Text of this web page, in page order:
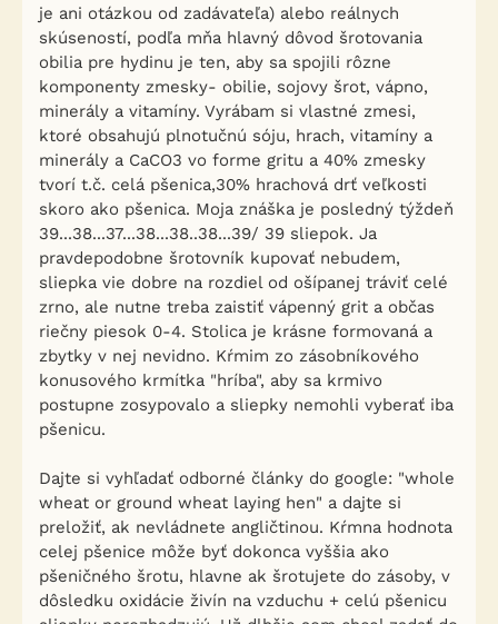
je ani otázkou od zadávateľa) alebo reálnych
skúseností, podľa mňa hlavný dôvod šrotovania
obilia pre hydinu je ten, aby sa spojili rôzne
komponenty zmesky- obilie, sojovy šrot, vápno,
minerály a vitamíny. Vyrábam si vlastné zmesi,
ktoré obsahujú plnotučnú sóju, hrach, vitamíny a
minerály a CaCO3 vo forme gritu a 40% zmesky
tvorí t.č. celá pšenica,30% hrachová drť veľkosti
skoro ako pšenica. Moja znáška je posledný týždeň
39...38...37...38...38..38...39/ 39 sliepok. Ja
pravdepodobne šrotovník kupovať nebudem,
sliepka vie dobre na rozdiel od ošípanej tráviť celé
zrno, ale nutne treba zaistiť vápenný grit a občas
riečny piesok 0-4. Stolica je krásne formovaná a
zbytky v nej nevidno. Kŕmim zo zásobníkového
konusového krmítka "hríba", aby sa krmivo
postupne zosypovalo a sliepky nemohli vyberať iba
pšenicu.
Dajte si vyhľadať odborné články do google: "whole
wheat or ground wheat laying hen" a dajte si
preložiť, ak nevládnete angličtinou. Kŕmna hodnota
celej pšenice môže byť dokonca vyššia ako
pšeničného šrotu, hlavne ak šrotujete do zásoby, v
dôsledku oxidácie živín na vzduchu + celú pšenicu